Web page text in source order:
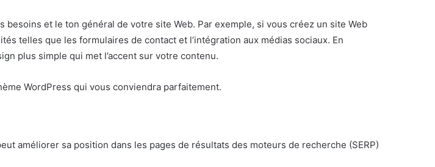
et le ton général de votre site Web. Par exemple, si vous créez un site Web
telles que les formulaires de contact et l’intégration aux médias sociaux. En
plus simple qui met l’accent sur votre contenu.
WordPress qui vous conviendra parfaitement.
améliorer sa position dans les pages de résultats des moteurs de recherche (SERP)